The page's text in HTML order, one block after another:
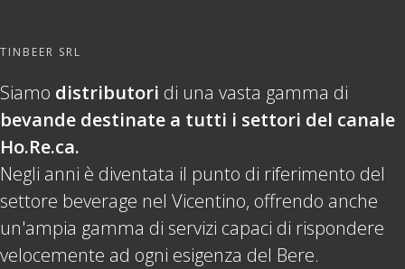
TINBEER SRL
Siamo distributori di una vasta gamma di
bevande destinate a tutti i settori del canale
Ho.Re.ca.
Negli anni è diventata il punto di riferimento del
settore beverage nel Vicentino, offrendo anche
un'ampia gamma di servizi capaci di rispondere
velocemente ad ogni esigenza del Bere.